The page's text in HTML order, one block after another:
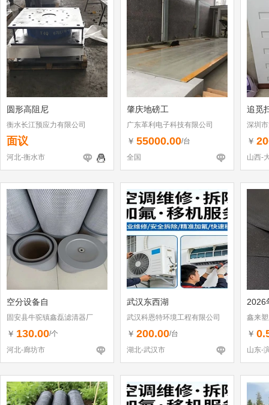
圆形高阻尼
衡水长江预应力有限公司
面议
河北-衡水市
肇庆地磅工
广东革利电子科技有限公司
￥ 55000.00/台
全国
追觅
深圳
（个
￥
山西-
空分设备自
固安县牛驼镇鑫磊滤清器厂
￥ 130.00/个
河北-廊坊市
武汉东西湖
武汉科恩特环境工程有限公司
￥ 200.00/台
湖北-武汉市
2026
鑫来
￥
山东-